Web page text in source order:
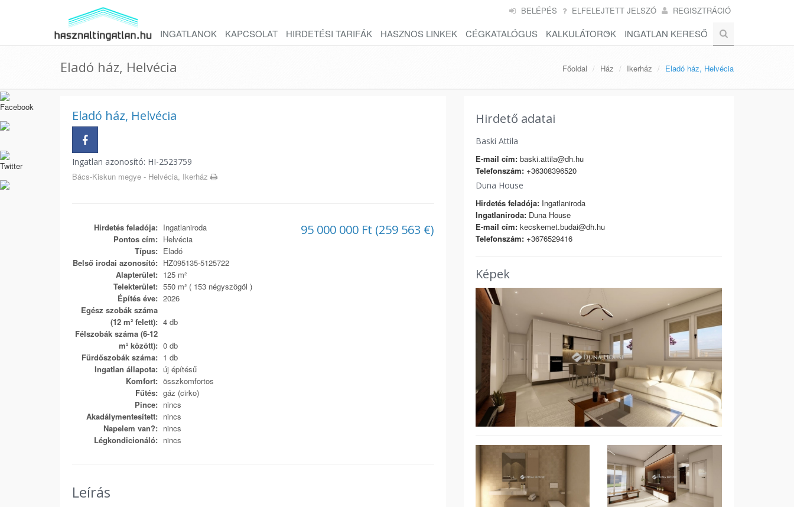
BELÉPÉS ELFELEJTETT JELSZÓ REGISZTRÁCIÓ
INGATLANOK KAPCSOLAT HIRDETÉSI TARIFÁK HASZNOS LINKEK CÉGKATALÓGUS KALKULÁTOROK INGATLAN KERESŐ
Eladó ház, Helvécia Főoldal Ház Ikerház Eladó ház, Helvécia
Eladó ház, Helvécia
Ingatlan azonosító: HI-2523759
Bács-Kiskun megye - Helvécia, Ikerház
95 000 000 Ft (259 563 €)
Hirdetés feladója: Ingatlaniroda
Pontos cím: Helvécia
Típus: Eladó
Belső irodai azonosító: HZ095135-5125722
Alapterület: 125 m²
Telekterület: 550 m² ( 153 négyszögöl )
Építés éve: 2026
Egész szobák száma
(12 m² felett): 4 db
Félszobák száma (6-12
m² között): 0 db
Fürdőszobák száma: 1 db
Ingatlan állapota: új építésű
Komfort: összkomfortos
Fűtés: gáz (cirko)
Pince: nincs
Akadálymentesített: nincs
Napelem van?: nincs
Légkondicionáló: nincs
Leírás
Hirdető adatai
Baski Attila
E-mail cím:baski.attila@dh.hu
Telefonszám:+36308396520
Duna House
Hirdetés feladója:Ingatlaniroda
Ingatlaniroda:Duna House
E-mail cím:kecskemet.budai@dh.hu
Telefonszám:+3676529416
Képek